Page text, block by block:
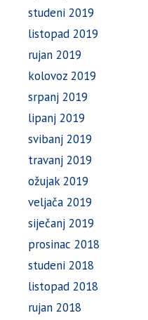
studeni 2019
listopad 2019
rujan 2019
kolovoz 2019
srpanj 2019
lipanj 2019
svibanj 2019
travanj 2019
ožujak 2019
veljača 2019
siječanj 2019
prosinac 2018
studeni 2018
listopad 2018
rujan 2018